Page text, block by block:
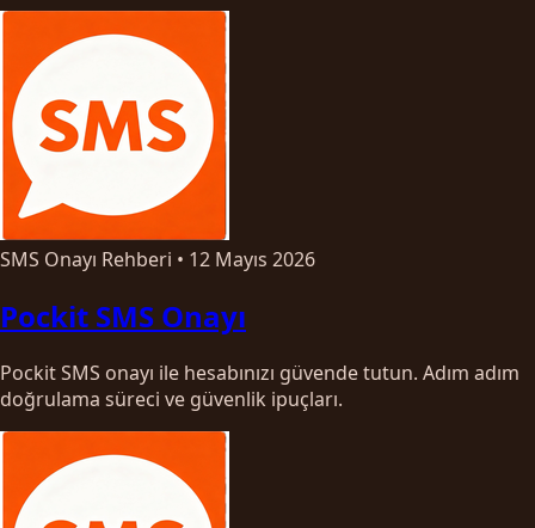
SMS Onayı Rehberi • 12 Mayıs 2026
Pockit SMS Onayı
Pockit SMS onayı ile hesabınızı güvende tutun. Adım adım
doğrulama süreci ve güvenlik ipuçları.